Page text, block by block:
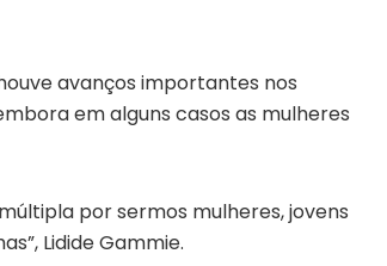
avanços importantes nos
em alguns casos as mulheres
por sermos mulheres, jovens
Lidide Gammie.